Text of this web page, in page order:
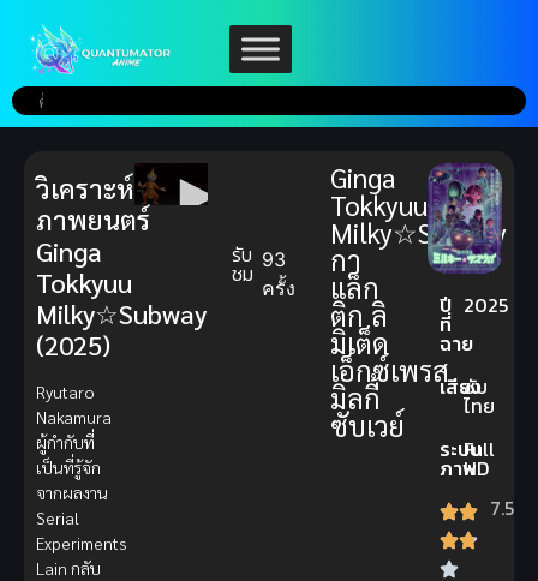
รับ
ชม 93
ครั้ง
Ginga
Tokkyuu
Milky☆Subway
กา
แล็ก
ติก ลิ
มิเต็ด
เอ็กซ์เพรส
มิลกี้
ซับเวย์
ปี
ที่
ฉาย
2025
เสียง
ซับ
ไทย
ระบบ
ภาพ
Full
HD
7.5
วิเคราะห์
ภาพยนตร์
Ginga
Tokkyuu
Milky☆Subway
(2025)
Ryutaro
Nakamura
ผู้กำกับที่
เป็นที่รู้จัก
จากผลงาน
Serial
Experiments
Lain กลับ